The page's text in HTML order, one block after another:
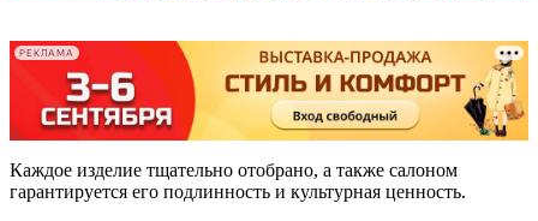
РЕКЛАМА
Каждое изделие тщательно отобрано, а также салоном
гарантируется его подлинность и культурная ценность.